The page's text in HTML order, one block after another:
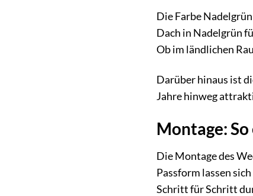
Die Farbe
Dach in Nadelgrün
Ob im ländlichen
Darüber hinaus ist
Jahre hinweg
Montage: So
Die Montage des
Passform lassen
Schritt für Schritt